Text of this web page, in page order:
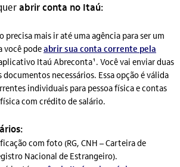
abrir conta no Itaú:
precisa mais ir até uma agência para ser um
você podeabrir sua conta corrente pela
Itaú Abreconta¹. Você vai enviar duas
necessários. Essa opção é válida
individuais para pessoa física e contas
com crédito de salário.
com foto (RG, CNH – Carteira de
Nacional de Estrangeiro).